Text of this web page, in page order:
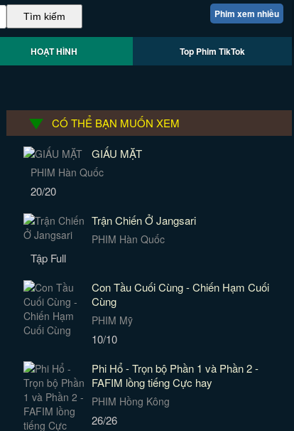
Phim xem nhiều
HOẠT HÌNH Top Phim TikTok
CÓ THỂ BẠN MUỐN XEM
GIẤU MẶT
PHIM Hàn Quốc
20/20
Trận Chiến Ở Jangsari
PHIM Hàn Quốc
Tập Full
Con Tầu Cuối Cùng - Chiến Hạm Cuối
Cùng
PHIM Mỹ
10/10
Phi Hổ - Trọn bộ Phần 1 và Phần 2 -
FAFIM lồng tiếng Cực hay
PHIM Hồng Kông
26/26